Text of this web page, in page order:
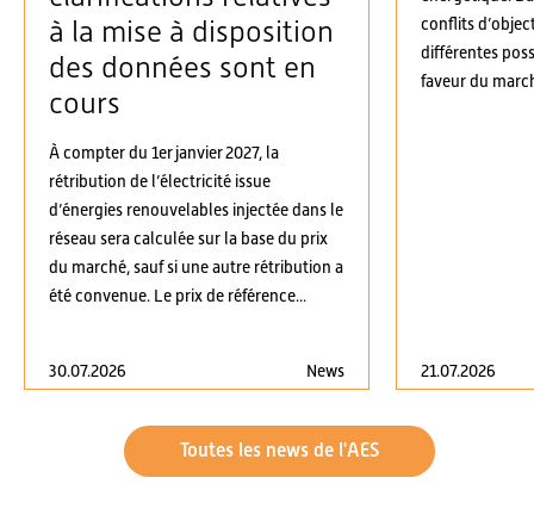
à la mise à disposition
des données sont en
cours
À compter du 1er janvier 2027, la
rétribution de l’électricité issue
d’énergies renouvelables injectée dans le
réseau sera calculée sur la base du prix
du marché, sauf si une autre rétribution a
été convenue. Le prix de référence...
30.07.2026 News
conflits
différentes
faveur du
21.07.2026
Toutes les news de l'AES